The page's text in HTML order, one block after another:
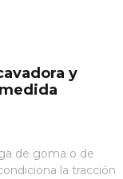
y
de goma o de
la tracción